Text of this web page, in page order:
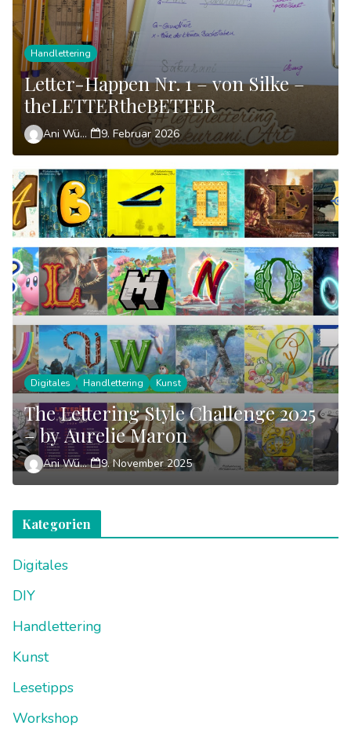
Handlettering
Letter-Happen Nr. 1 – von Silke –
theLETTERtheBETTER
Ani Wünsch 9. Februar 2026
Digitales Handlettering Kunst
The Lettering Style Challenge 2025
– by Aurelie Maron
Ani Wünsch 9. November 2025
Kategorien
Digitales
DIY
Handlettering
Kunst
Lesetipps
Workshop